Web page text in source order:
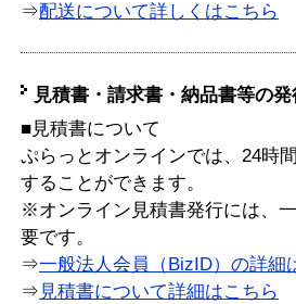
⇒配送について詳しくはこちら
見積書・請求書・納品書等の
■見積書について
ぷらっとオンラインでは、24時
することができます。
※オンライン見積書発行には、
要です。
⇒一般法人会員（BizID）の詳細
⇒ 見積書について詳細はこちら